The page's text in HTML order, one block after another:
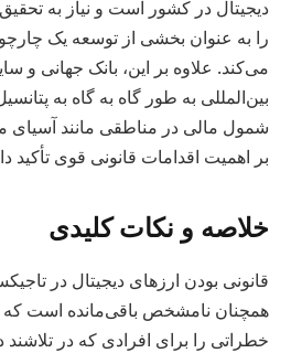
دیجیتال در کشور است و نیاز به
را به عنوان بخشی از توسعه یک
می‌کند. علاوه بر این، بانک جهانی و
بین‌المللی به طور گاه به گاه به
شمول مالی در مناطقی مانند آسیای
بر اهمیت اقدامات قانونی قوی تأکید
خلاصه و نکات کلیدی
همچنان نامشخص باقی‌مانده است
خطراتی را برای افرادی که در